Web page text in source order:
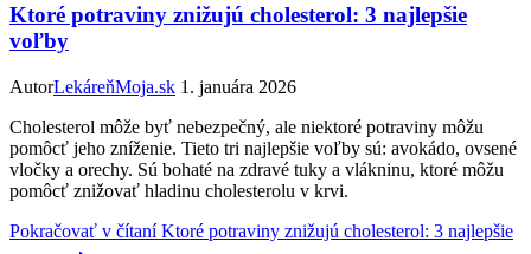
Ktoré potraviny znižujú cholesterol: 3 najlepšie
voľby
AutorLekáreňMoja.sk 1. januára 2026
Cholesterol môže byť nebezpečný, ale niektoré potraviny môžu
pomôcť jeho zníženie. Tieto tri najlepšie voľby sú: avokádo, ovsené
vločky a orechy. Sú bohaté na zdravé tuky a vlákninu, ktoré môžu
pomôcť znižovať hladinu cholesterolu v krvi.
Pokračovať v čítaníKtoré potraviny znižujú cholesterol: 3 najlepšie